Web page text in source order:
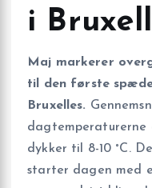
i
Maj markerer
til den første
Bruxelles.
dagtemperaturerne
dykker til 8-10 °C.
starter dagen med